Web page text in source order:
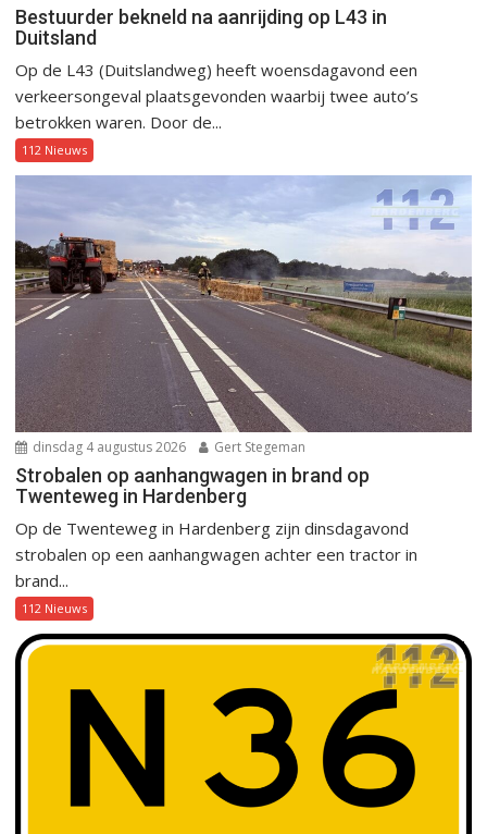
Bestuurder bekneld na aanrijding op L43 in
Duitsland
Op de L43 (Duitslandweg) heeft woensdagavond een
verkeersongeval plaatsgevonden waarbij twee auto’s
betrokken waren. Door de...
112 Nieuws
dinsdag 4 augustus 2026 Gert Stegeman
Strobalen op aanhangwagen in brand op
Twenteweg in Hardenberg
Op de Twenteweg in Hardenberg zijn dinsdagavond
strobalen op een aanhangwagen achter een tractor in
brand...
112 Nieuws